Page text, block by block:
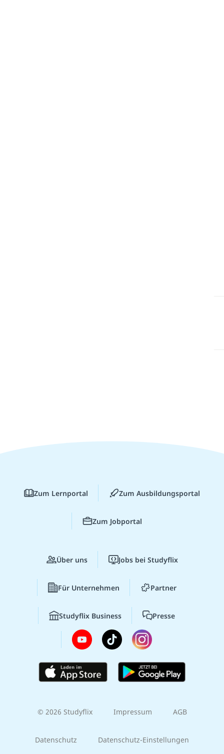
Zum Lernportal Zum Ausbildungsportal
Zum Jobportal
Über uns Jobs bei Studyflix
Für Unternehmen Partner
Studyflix Business Presse
© 2026 Studyflix Impressum AGB
Datenschutz Datenschutz-Einstellungen